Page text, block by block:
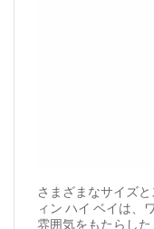
さまざまなサイズ
ィン ハイ ベイは、
雰囲気をもたらした